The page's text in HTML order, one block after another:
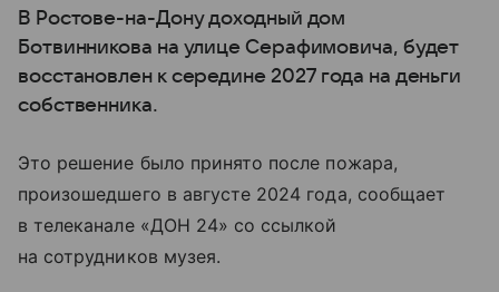
В Ростове-на-Дону доходный дом
Ботвинникова на улице Серафимовича, будет
восстановлен к середине 2027 года на деньги
собственника.
Это решение было принято после пожара,
произошедшего в августе 2024 года, сообщает
в телеканале «ДОН 24» со ссылкой
на сотрудников музея.